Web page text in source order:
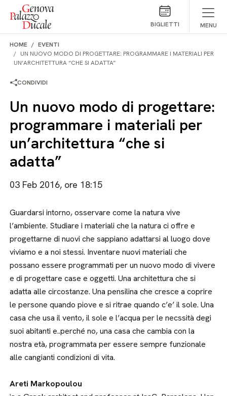
Salta al contenuto
BIGLIETTI MENU
HOME
EVENTI
UN NUOVO MODO DI PROGETTARE: PROGRAMMARE I MATERIALI PER
UN’ARCHITETTURA “CHE SI ADATTA”
CONDIVIDI
Un nuovo modo di progettare:
programmare i materiali per
un’architettura “che si
adatta”
03 Feb 2016, ore 18:15
Guardarsi intorno, osservare come la natura vive
l’ambiente. Studiare i materiali che la natura ci offre e
progettarne di nuovi che sappiano adattarsi al luogo dove
viviamo e a noi stessi. Inventare nuovi materiali che
possano essere programmati per un nuovo modo di vivere
e di progettare case e oggetti. Una architettura che si
adatta alle circostanze. Una pensilina che cresce a coprire
le persone quando piove e si ritrae quando c’e’ il sole. Una
casa che usa il vento, il sole e l’acqua per le necssità degi
suoi abitanti e..perché no, una casa che cambia con la
nostra età, programmata per essere sempre funzionale
alle cangianti condizioni di vita.
Areti Markopoulou